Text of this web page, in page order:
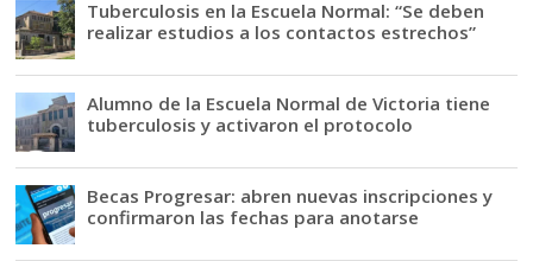
Tuberculosis en la Escuela Normal: “Se deben
realizar estudios a los contactos estrechos”
Alumno de la Escuela Normal de Victoria tiene
tuberculosis y activaron el protocolo
Becas Progresar: abren nuevas inscripciones y
confirmaron las fechas para anotarse